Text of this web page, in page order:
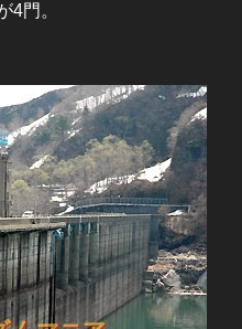
4門。